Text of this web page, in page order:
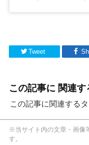
Tweet
この記事に 関連す
この記事に関連する
※当サイト内の文章・画像
す。